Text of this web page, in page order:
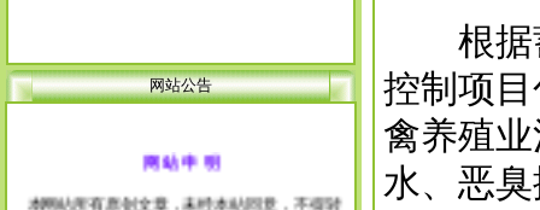
网站公告
网 站 申 明
本网站所有原创文章，未经本站同意，不得转
根据蓄
控制项
禽养殖
水、恶